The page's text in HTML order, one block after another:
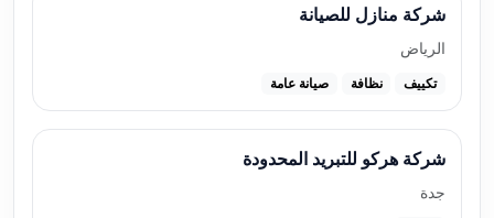
شركة منازل للصيانة
الرياض
تكييف نظافة صيانة عامة
شركة هركو للتبريد المحدودة
جدة